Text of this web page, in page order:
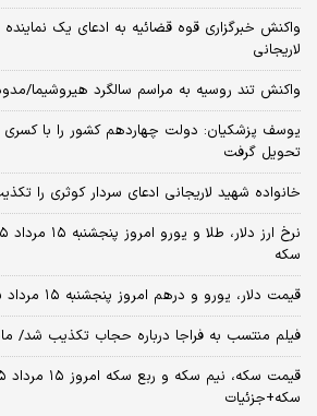
واکنش خبرگزاری قوه قضائیه به ادعای یک
لاریجانی
واکنش تند روسیه به مراسم سالگرد هیروشیما/
تحویل گرفت
خانواده شهید لاریجانی ادعای سردار کوثری را
سکه
قیمت دلار، یورو و درهم امروز پنجشنبه ۱۵ مرداد ۱۴۰۵ |کاهش قیمت دلار
فیلم منتسب به فراجا درباره حجاب تکذیب شد/
سکه+جزئیات